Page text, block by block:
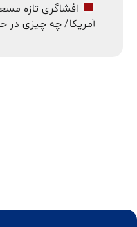
افشاگری تازه
آمریکا/ چه چیزی در